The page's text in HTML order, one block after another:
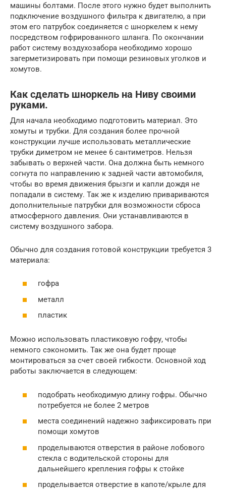
машины болтами. После этого нужно будет выполнить
подключение воздушного фильтра к двигателю, а при
этом его патрубок соединяется с шноркелем к нему
посредством гофрированного шланга. По окончании
работ систему воздухозабора необходимо хорошо
загерметизировать при помощи резиновых уголков и
хомутов.
Как сделать шноркель на Ниву своими
руками.
Для начала необходимо подготовить материал. Это
хомуты и трубки. Для создания более прочной
конструкции лучше использовать металлические
трубки диметром не менее 6 сантиметров. Нельзя
забывать о верхней части. Она должна быть немного
согнута по направлению к задней части автомобиля,
чтобы во время движения брызги и капли дождя не
попадали в систему. Так же к изделию привариваются
дополнительные патрубки для возможности сброса
атмосферного давления. Они устанавливаются в
систему воздушного забора.
Обычно для создания готовой конструкции требуется 3
материала:
гофра
металл
пластик
Можно использовать пластиковую гофру, чтобы
немного сэкономить. Так же она будет проще
монтироваться за счет своей гибкости. Основной ход
работы заключается в следующем:
подобрать необходимую длину гофры. Обычно
потребуется не более 2 метров
места соединений надежно зафиксировать при
помощи хомутов
проделываются отверстия в районе лобового
стекла с водительской стороны для
дальнейшего крепления гофры к стойке
проделывается отверстие в капоте/крыле для